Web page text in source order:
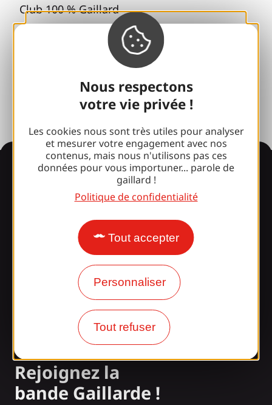
Nous respectons
votre vie privée !
Les cookies nous sont très utiles pour analyser
et mesurer votre engagement avec nos
contenus, mais nous n'utilisons pas ces
données pour vous importuner... parole de
gaillard !
Politique de confidentialité
Tout accepter
Personnaliser
Tout refuser
Club 100 % Gaillard
Brive 100 % Evénement
Espace presse
Informations
Surpris par notre design ?
Nos horaires d'ouverture
Accès et transports
Nos brochures
Rejoignez la
bande Gaillarde !